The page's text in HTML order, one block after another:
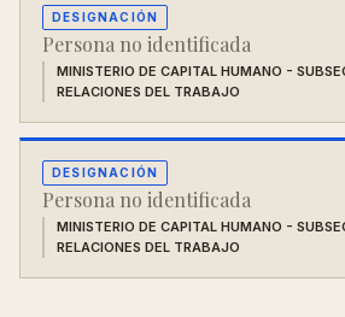
DESIGNACIÓN
Persona no identificada
MINISTERIO DE CAPITAL HUMANO -
RELACIONES DEL TRABAJO
DESIGNACIÓN
Persona no identificada
MINISTERIO DE CAPITAL HUMANO -
RELACIONES DEL TRABAJO